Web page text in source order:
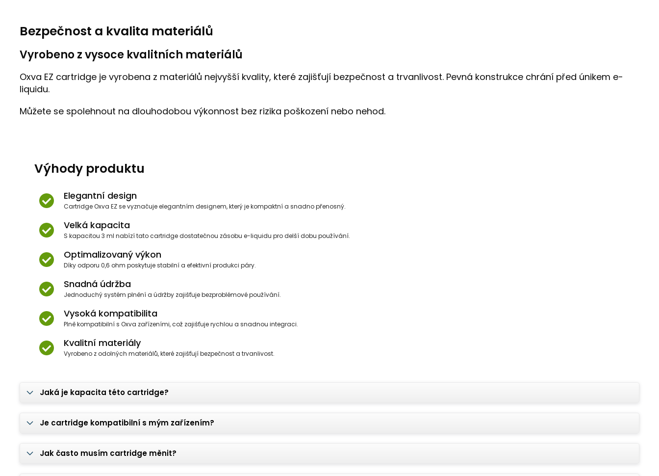
Bezpečnost a kvalita materiálů
Vyrobeno z vysoce kvalitních materiálů
Oxva EZ cartridge je vyrobena z materiálů nejvyšší kvality, které zajišťují bezpečnost a trvanlivost. Pevná konstrukce chrání před únikem e-
liquidu.
Můžete se spolehnout na dlouhodobou výkonnost bez rizika poškození nebo nehod.
Výhody produktu
Elegantní design
Cartridge Oxva EZ se vyznačuje elegantním designem, který je kompaktní a snadno přenosný.
Velká kapacita
S kapacitou 3 ml nabízí tato cartridge dostatečnou zásobu e-liquidu pro delší dobu používání.
Optimalizovaný výkon
Díky odporu 0,6 ohm poskytuje stabilní a efektivní produkci páry.
Snadná údržba
Jednoduchý systém plnění a údržby zajišťuje bezproblémové používání.
Vysoká kompatibilita
Plně kompatibilní s Oxva zařízeními, což zajišťuje rychlou a snadnou integraci.
Kvalitní materiály
Vyrobeno z odolných materiálů, které zajišťují bezpečnost a trvanlivost.
Jaká je kapacita této cartridge?
Je cartridge kompatibilní s mým zařízením?
Jak často musím cartridge měnit?